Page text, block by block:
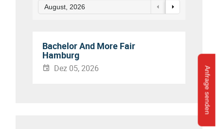
Anfrage senden
August, 2026
Bachelor And More Fair
Hamburg
Dez 05, 2026